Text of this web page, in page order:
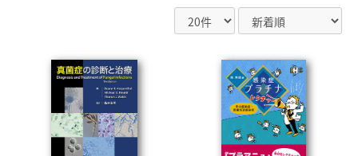
医学一般(91) マルチメディア(0)